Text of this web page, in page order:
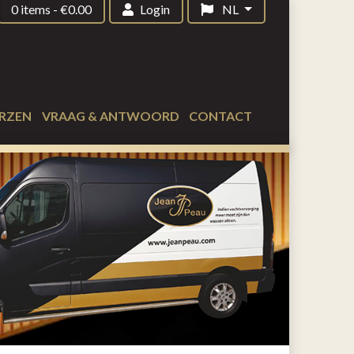
0 items -€0.00 Login NL
VRAAG & ANTWOORD CONTACT